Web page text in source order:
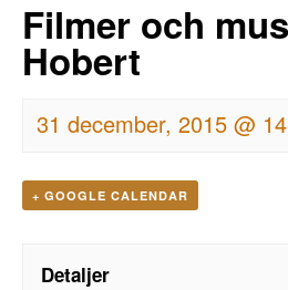
Filmer och
Hobert
31 december, 2015 @
+ GOOGLE CALENDAR
Detaljer